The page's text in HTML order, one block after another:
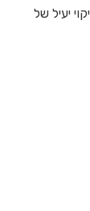
יעיל של